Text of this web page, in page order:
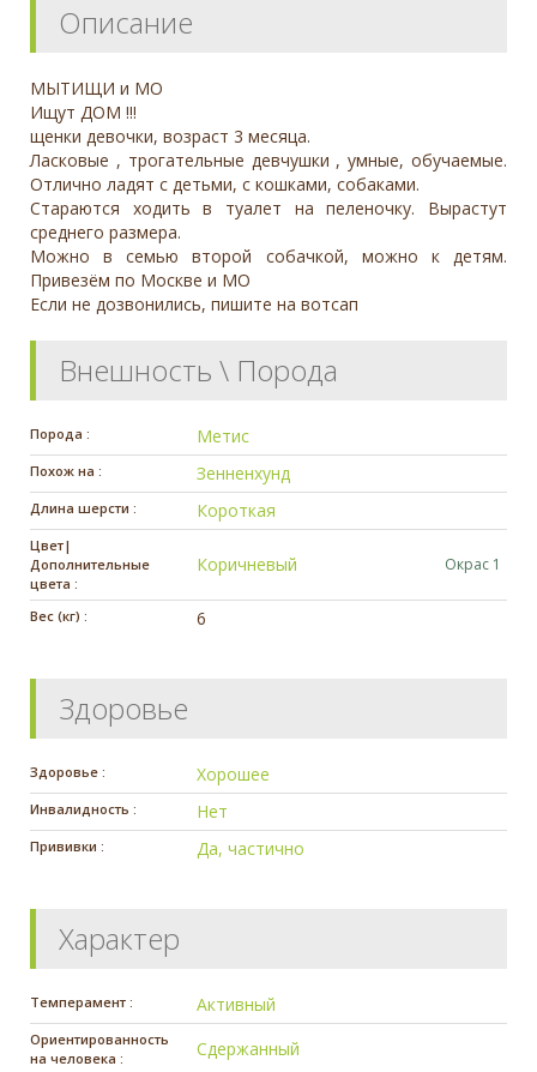
Описание
МЫТИЩИ и МО
Ищут ДОМ !!!
щенки девочки, возраст 3 месяца.
Лaсковые , тpогaтeльные девчушки , умные, обучаемые.
Отлично ладят с детьми, с кошками, собаками.
Стараются ходить в туалет на пеленочку. Вырастут
среднего размера.
Можно в семью второй собачкой, можно к детям.
Привезём по Москве и МО
Если не дозвонились, пишите на вотсап
Внешность \ Порода
Порода : Метис
Похож на : Зенненхунд
Длина шерсти : Короткая
Цвет|
Дополнительные
цвета :
Коричневый Окрас 1
Вес (кг) : 6
Здоровье
Здоровье : Хорошее
Инвалидность : Нет
Прививки : Да, частично
Характер
Темперамент : Активный
Ориентированность
на человека :
Сдержанный